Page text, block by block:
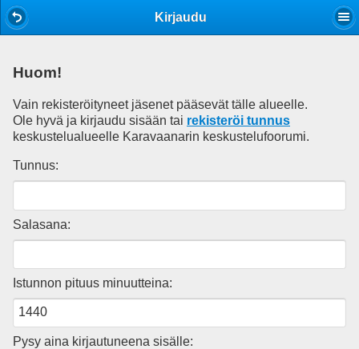
Kirjaudu
Huom!
Vain rekisteröityneet jäsenet pääsevät tälle alueelle.
Ole hyvä ja kirjaudu sisään tai rekisteröi tunnus
keskustelualueelle Karavaanarin keskustelufoorumi.
Tunnus:
Salasana:
Istunnon pituus minuutteina:
Pysy aina kirjautuneena sisälle: